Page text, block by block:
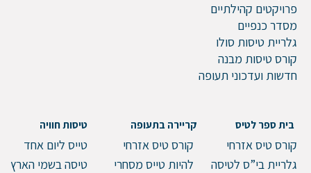
פרויקטים קהילתיים
מסדר כנפיים
גלריית טיסות סולו
קורס טיסות מבנה
חדשות ועדכוני תעופה
בית ספר לטיס
קורס טיס אזרחי
גלריית בי”ס לטיסה
קריירה בתעופה
קורס טיס אזרחי
להיות טייס מסחרי
טיסות חוויה
טייס ליום אחד
טיסה בשמי הארץ
דוא"ל
טלפון
הערות ושאלות